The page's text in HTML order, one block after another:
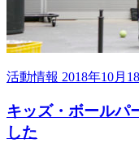
活動情報 2018年10月
キッズ・ボールパ
した